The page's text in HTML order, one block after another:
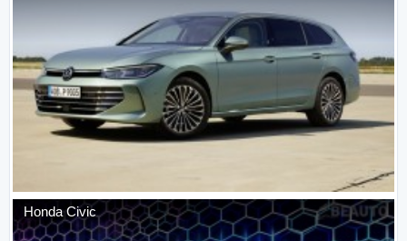
Honda Civic